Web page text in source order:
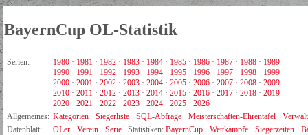
BayernCup OL-Statistik
Serien: 1980 · 1981 · 1982 · 1983 · 1984 · 1985 · 1986 · 1987 · 1988 · 1989
1990 · 1991 · 1992 · 1993 · 1994 · 1995 · 1996 · 1997 · 1998 · 1999
2000 · 2001 · 2002 · 2003 · 2004 · 2005 · 2006 · 2007 · 2008 · 2009
2010 · 2011 · 2012 · 2013 · 2014 · 2015 · 2016 · 2017 · 2018 · 2019
2020 · 2021 · 2022 · 2023 · 2024 · 2025 · 2026
Allgemeines: Kategorien · Siegerliste · SQL-Abfrage · Meisterschaften-Ehrentafel ·
Datenblatt:
OLer · Verein · Serie Statistiken: BayernCup · Wettkämpfe · Siegerzeiten ·